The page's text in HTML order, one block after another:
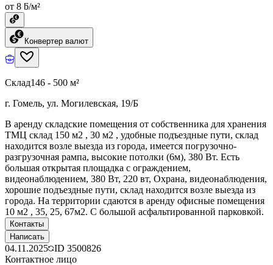
от 8 ƃ/м²
Конвертер валют
Склад146 - 500 м²
г. Гомель, ул. Могилевская, 19/Б
В аренду складские помещения от собственника для хранения
ТМЦ склад 150 м2 , 30 м2 , удобные подъездные пути, склад
находится возле выезда из города, имеется погрузочно-
разгрузочная рампа, высокие потолки (6м), 380 Вт. Есть
большая открытая площадка с ограждением,
видеонаблюдением, 380 Вт, 220 вт, Охрана, видеонаблюдения,
хорошие подъездные пути, склад находится возле выезда из
города. На территории сдаются в аренду офисные помещения
10 м2 , 35, 25, 67м2. С большой асфальтированной парковкой.
Контакты
Написать
04.11.2025 ID 3500826
Контактное лицо